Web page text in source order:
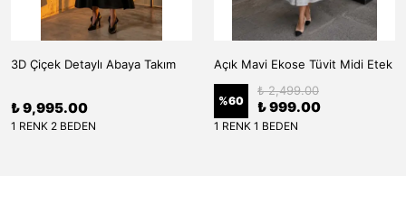
3D Çiçek Detaylı Abaya Takım
₺ 9,995.00
1 RENK 2 BEDEN
Açık Mavi Ekose Tüvit Midi Etek
%60
₺ 2,499.00
₺ 999.00
1 RENK 1 BEDEN